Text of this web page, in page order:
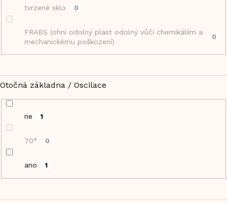
tvrzené sklo 0
FRABS (ohni odolný plast odolný vůči chemikáliím a
mechanickému poškození)
0
Otočná základna / Oscilace
ne 1
70° 0
ano 1